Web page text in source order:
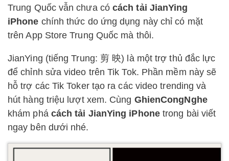
Trung Quốc vẫn chưa cócách tải JianYing
iPhone chính thức do ứng dụng này chỉ có mặt
trên App Store Trung Quốc mà thôi.
JianYing (tiếng Trung: 剪 映) là một trợ thủ đắc lực
để chỉnh sửa video trên Tik Tok. Phần mềm này sẽ
hỗ trợ các Tik Toker tạo ra các video trending và
hút hàng triệu lượt xem. Cùng GhienCongNghe
khám phá cách tải JianYing iPhonetrong bài viết
ngay bên dưới nhé.